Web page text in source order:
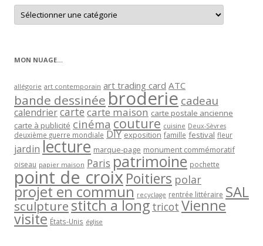
Retrouver
les
articles
MON NUAGE…
allégorie art contemporain art trading card ATC
bande dessinée broderie cadeau
calendriercartecarte maison carte postale ancienne
carte à publicité cinéma couture cuisine Deux-Sèvres
deuxième guerre mondiale DIY exposition famille festival fleur
jardin lecture marque-page monument commémoratif
oiseau papier maison Paris patrimoine pochette
point de croixPoitiers polar
projet en commun recyclage rentrée littéraire SAL
sculpturestitch a long tricot Vienne
visite États-Unis église